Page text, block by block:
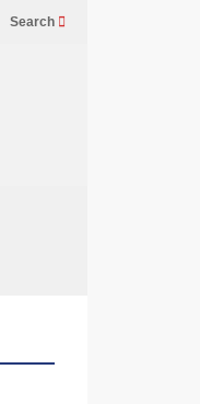
Search